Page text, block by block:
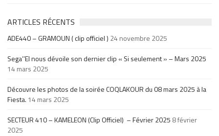
ARTICLES RÉCENTS
ADE440 – GRAMOUN ( clip officiel ) 24 novembre 2025
Sega’’El nous dévoile son dernier clip « Si seulement » – Mars 2025
14 mars 2025
Découvre les photos de la soirée COQLAKOUR du 08 mars 2025 à la
Fiesta. 14 mars 2025
SECTEUR 410 – KAMELEON (Clip Officiel) – Février 2025 8 février
2025